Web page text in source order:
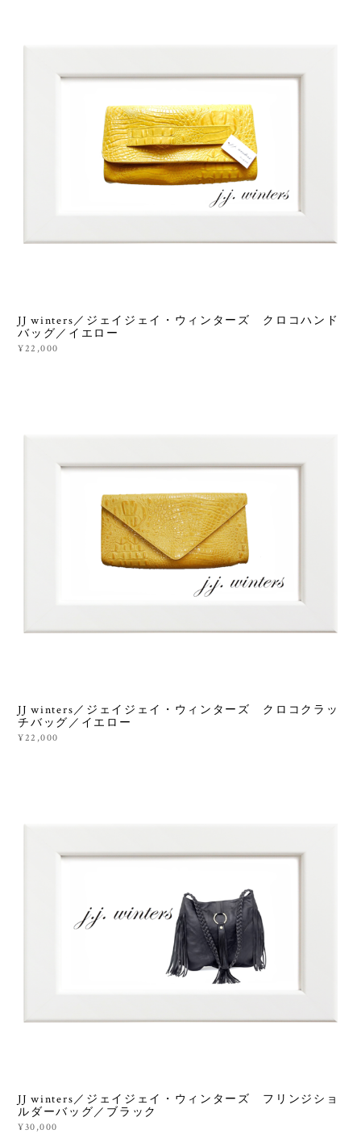
JJ winters／ジェイジェイ・ウィンターズ クロコハンド
バッグ／イエロー
¥22,000
JJ winters／ジェイジェイ・ウィンターズ クロコクラッ
チバッグ／イエロー
¥22,000
JJ winters／ジェイジェイ・ウィンターズ フリンジショ
ルダーバッグ／ブラック
¥30,000